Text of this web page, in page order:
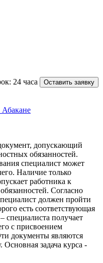
24 часа Оставить заявку
допускающий
обязанностей.
специалист может
Наличие только
работника к
Согласно
должен пройти
есть соответствующая
специалиста получает
с присвоением
документы являются
задача курса -